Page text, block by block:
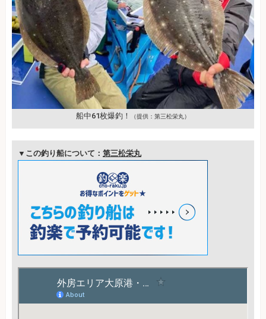
船中61枚爆釣！ （提供：第三松栄丸）
▼この釣り船について： 第三松栄丸